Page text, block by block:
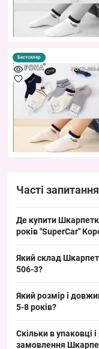
Бестселер
Часті запитання
Де купити
років "SuperCar"
"SuperCar"
Корона CY-
дизайн забезпечують
дитячому сегменті
Який склад
506-3?
додаванням
робить модель
Який розмір і
5-8 років?
групи, підходить для
Скільки в упаковці
замовлення